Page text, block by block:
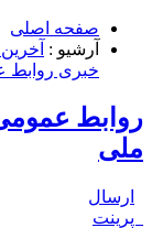
صفحه اصلی
آرشیو : آخرین
خبری روابط
روابط عمومی
ملی
ارسال
پرینت